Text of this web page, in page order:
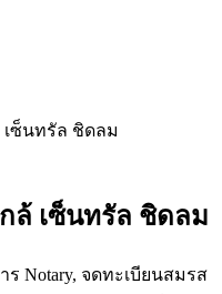
เซ็นทรัล ชิดลม
ล้ เซ็นทรัล ชิดลม
าร Notary, จดทะเบียนสมรส